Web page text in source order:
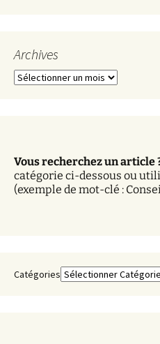
Archives
A
e
s
Vous recherchez un article
catégorie ci-dessous ou
(exemple de mot-clé :
Catégories